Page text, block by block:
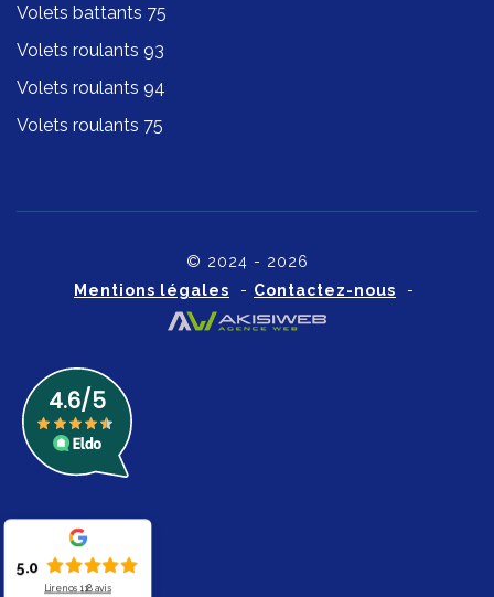
Volets battants 75
Volets roulants 93
Volets roulants 94
Volets roulants 75
© 2024 - 2026
Mentions légales - Contactez-nous -
5.0
Lire nos 118 avis